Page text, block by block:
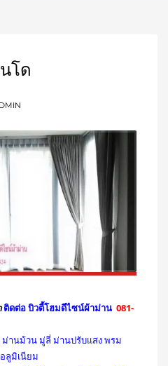
โด
ติดต่อ บิวตี้โฮมดีไซน์ผ้าม่าน 081-
ม่านม้วน มู่ลี่ ม่านปรับแสง พรม
ลูมิเนียม